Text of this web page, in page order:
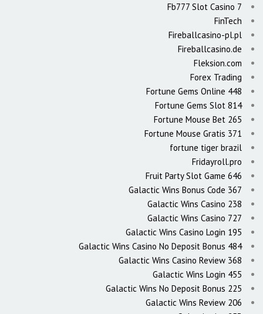
Fb777 Slot Casino 7
FinTech
Fireballcasino-pl.pl
Fireballcasino.de
Fleksion.com
Forex Trading
Fortune Gems Online 448
Fortune Gems Slot 814
Fortune Mouse Bet 265
Fortune Mouse Gratis 371
fortune tiger brazil
Fridayroll.pro
Fruit Party Slot Game 646
Galactic Wins Bonus Code 367
Galactic Wins Casino 238
Galactic Wins Casino 727
Galactic Wins Casino Login 195
Galactic Wins Casino No Deposit Bonus 484
Galactic Wins Casino Review 368
Galactic Wins Login 455
Galactic Wins No Deposit Bonus 225
Galactic Wins Review 206